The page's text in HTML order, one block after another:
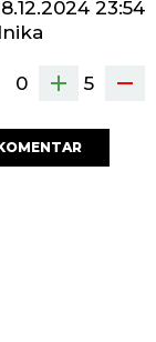
23:54
0 5